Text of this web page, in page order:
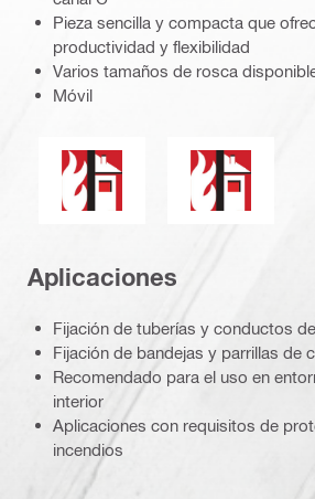
Pieza sencilla y compacta que
productividad y flexibilidad
Varios tamaños de rosca
Móvil
Resistencia contra incendios
Para los
Aplicaciones
Fijación de tuberías y conductos
Fijación de bandejas y parrillas de
Recomendado para el uso en
interior
Aplicaciones con requisitos de
incendios